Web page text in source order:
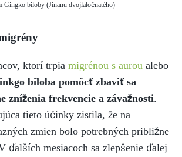
Gingko biloby (Jinanu dvojlaločnatého)
ktorí trpia migrénou s aurou alebo
biloba pomôcť zbaviť sa
zníženia frekvencie a závažnosti.
tieto účinky zistila, že na
zmien bolo potrebných približne
ďalších mesiacoch sa zlepšenie ďalej